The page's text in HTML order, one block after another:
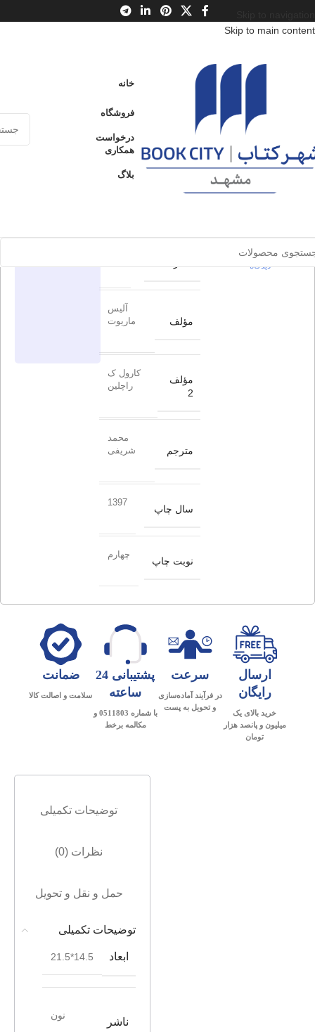
Skip to main content
خانه
فروشگاه
درخواست
همکاری
بلاگ
محصولات / کتاب بزرگسال
فروخته شده
0 بدون
دیدگاه
اسب‌ها به
ناواهو آمدند
مؤلف
آلیس
ماریوت
مؤلف
2
کارول ک
راچلین
مترجم
محمد
شریفی
سال چاپ
1397
نوبت چاپ
چهارم
ارسال
رایگان
خرید بالای یک
میلیون و پانصد هزار
تومان
سرعت
در فرآیند آماده‌سازی
و تحویل به پست
پشتیبانی 24
ساعته
با شماره 0511803 و
مکالمه برخط
ضمانت
سلامت و اصالت کالا
توضیحات تکمیلی
نظرات (0)
حمل و نقل و تحویل
توضیحات تکمیلی
ابعاد 14.5*21.5
ناشر
نون